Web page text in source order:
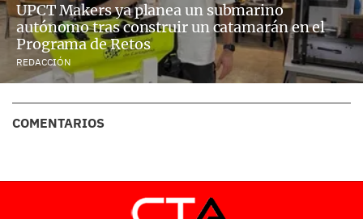
UPCT Makers ya planea un submarino
autónomo tras construir un catamarán en el
Programa de Retos
REDACCIÓN
COMENTARIOS